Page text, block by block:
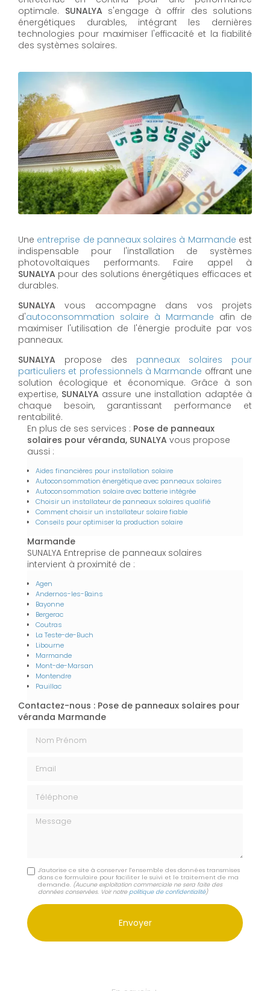
optimale. SUNALYA s'engage à offrir des solutions
énergétiques durables, intégrant les dernières
technologies pour maximiser l'efficacité et la fiabilité
des systèmes solaires.
Une entreprise de panneaux solaires à Marmande est
indispensable pour l'installation de systèmes
photovoltaïques performants. Faire appel à
SUNALYA pour des solutions énergétiques efficaces et
durables.
SUNALYA vous accompagne dans vos projets
d'autoconsommation solaire à Marmande afin de
maximiser l'utilisation de l'énergie produite par vos
panneaux.
SUNALYA propose des panneaux solaires pour
particuliers et professionnels à Marmande offrant une
solution écologique et économique. Grâce à son
expertise, SUNALYA assure une installation adaptée à
chaque besoin, garantissant performance et
rentabilité.
En plus de ses services : Pose de panneaux
solaires pour véranda, SUNALYA vous propose
aussi :
Aides financières pour installation solaire
Autoconsommation énergétique avec panneaux solaires
Autoconsommation solaire avec batterie intégrée
Choisir un installateur de panneaux solaires qualifié
Comment choisir un installateur solaire fiable
Conseils pour optimiser la production solaire
Marmande
SUNALYA Entreprise de panneaux solaires
intervient à proximité de :
Agen
Andernos-les-Bains
Bayonne
Bergerac
Coutras
La Teste-de-Buch
Libourne
Marmande
Mont-de-Marsan
Montendre
Pauillac
Contactez-nous : Pose de panneaux solaires pour
véranda Marmande
Message
J'autorise ce site à conserver l'ensemble des données transmises
dans ce formulaire pour faciliter le suivi et le traitement de ma
demande. (Aucune exploitation commerciale ne sera faite des
données conservées. Voir notre politique de confidentialité)